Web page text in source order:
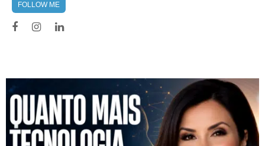
FOLLOW ME